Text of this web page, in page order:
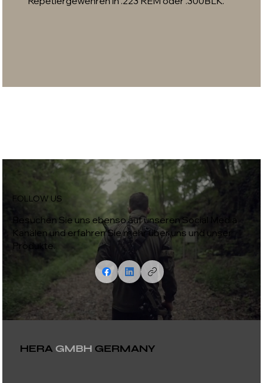
FOLLOW US
Besuchen Sie uns ebenso auf unseren Social Media
Kanälen und erfahren Sie mehr über uns und unser
Produkte.
HERA GMBH GERMANY